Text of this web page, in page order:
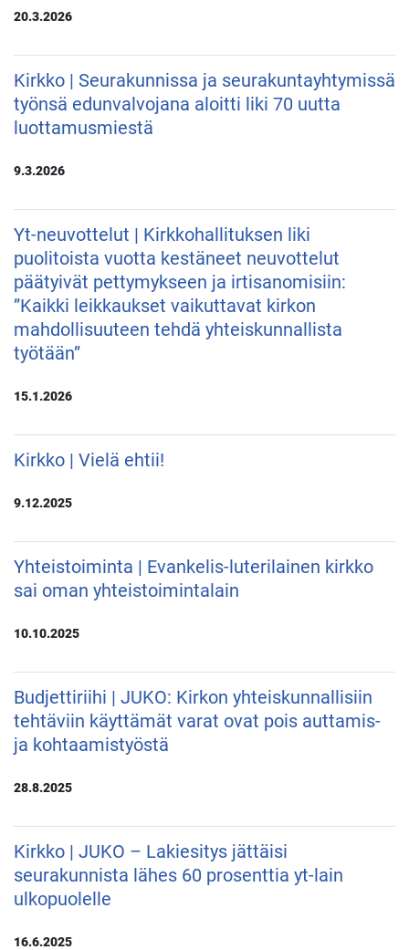
20.3.2026
Kirkko | Seurakunnissa ja seurakuntayhtymissä
työnsä edunvalvojana aloitti liki 70 uutta
luottamusmiestä
9.3.2026
Yt-neuvottelut | Kirkkohallituksen liki
puolitoista vuotta kestäneet neuvottelut
päätyivät pettymykseen ja irtisanomisiin:
”Kaikki leikkaukset vaikuttavat kirkon
mahdollisuuteen tehdä yhteiskunnallista
työtään”
15.1.2026
Kirkko | Vielä ehtii!
9.12.2025
Yhteistoiminta | Evankelis-luterilainen kirkko
sai oman yhteistoimintalain
10.10.2025
Budjettiriihi | JUKO: Kirkon yhteiskunnallisiin
tehtäviin käyttämät varat ovat pois auttamis-
ja kohtaamistyöstä
28.8.2025
Kirkko | JUKO – Lakiesitys jättäisi
seurakunnista lähes 60 prosenttia yt-lain
ulkopuolelle
16.6.2025